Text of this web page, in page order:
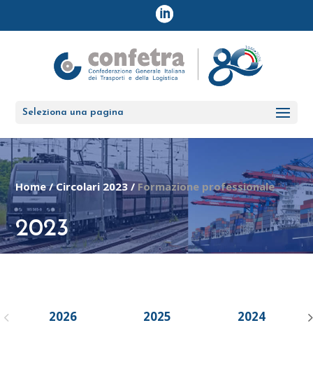
Seleziona una pagina
Home/Circolari 2023 / Formazione professionale
2023
2026 2025 2024